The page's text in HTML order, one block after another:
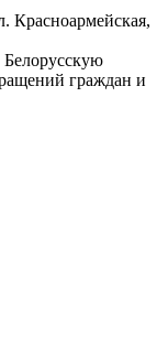
Красноармейская,
Белорусскую
граждан и